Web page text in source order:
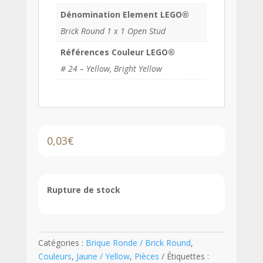
Dénomination Element LEGO®
Brick Round 1 x 1 Open Stud
Références Couleur LEGO®
# 24 – Yellow, Bright Yellow
0,03€
Rupture de stock
Catégories : Brique Ronde / Brick Round,
Couleurs, Jaune / Yellow, Pièces
Étiquettes :